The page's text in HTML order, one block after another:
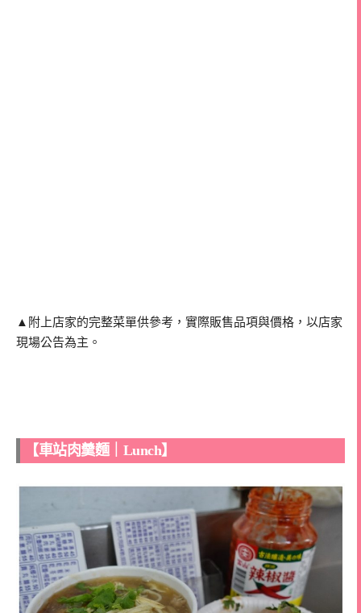
▲附上店家的完整菜單供參考，實際販售品項與價格，以店家
現場公告為主。
【車站肉羹麵｜Lunch】